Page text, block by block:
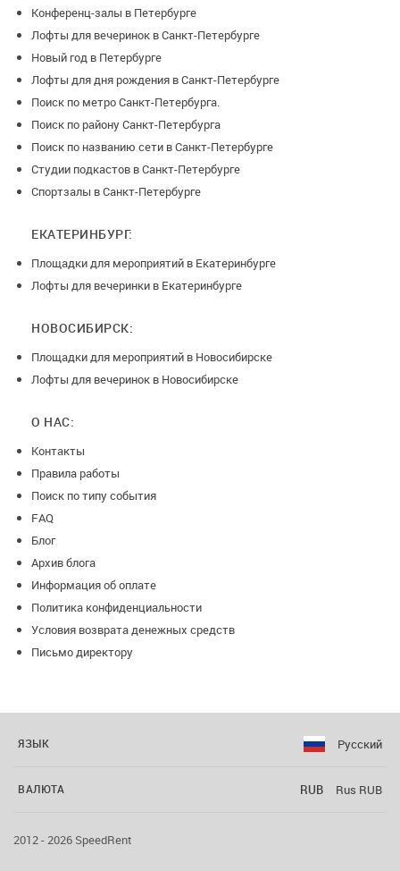
Конференц-залы в Петербурге
Лофты для вечеринок в Санкт-Петербурге
Новый год в Петербурге
Лофты для дня рождения в Санкт-Петербурге
Поиск по метро Санкт-Петербурга.
Поиск по району Санкт-Петербурга
Поиск по названию сети в Санкт-Петербурге
Студии подкастов в Санкт-Петербурге
Спортзалы в Санкт-Петербурге
ЕКАТЕРИНБУРГ:
Площадки для мероприятий в Екатеринбурге
Лофты для вечеринки в Екатеринбурге
НОВОСИБИРСК:
Площадки для мероприятий в Новосибирске
Лофты для вечеринок в Новосибирске
О НАС:
Контакты
Правила работы
Поиск по типу события
FAQ
Блог
Архив блога
Информация об оплате
Политика конфиденциальности
Условия возврата денежных средств
Письмо директору
ЯЗЫК Русский
ВАЛЮТА RUB Rus RUB
2012 - 2026 SpeedRent